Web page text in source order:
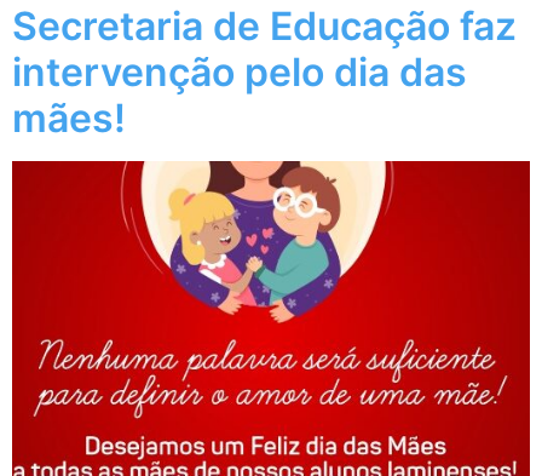
Secretaria de Educação faz
intervenção pelo dia das
mães!